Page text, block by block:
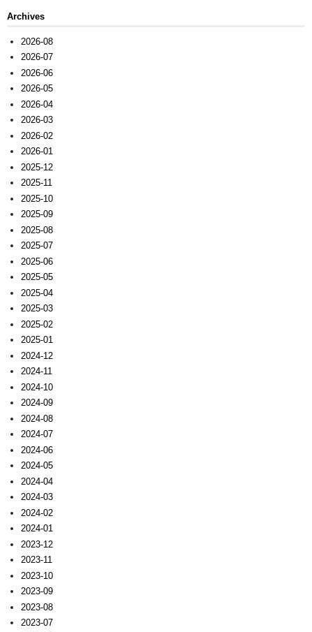
Archives
2026-08
2026-07
2026-06
2026-05
2026-04
2026-03
2026-02
2026-01
2025-12
2025-11
2025-10
2025-09
2025-08
2025-07
2025-06
2025-05
2025-04
2025-03
2025-02
2025-01
2024-12
2024-11
2024-10
2024-09
2024-08
2024-07
2024-06
2024-05
2024-04
2024-03
2024-02
2024-01
2023-12
2023-11
2023-10
2023-09
2023-08
2023-07